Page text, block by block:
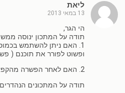
ליאת
13 במאי 2013
הי הגר,
תודה על המתכון ינוסה ממש
1. האם ניתן להשתמש
ופשוט לפורר את תוכנם (
2. האם לאחר הפשרה מהקפאה יצאו טוב ?
תודה על המתכונים